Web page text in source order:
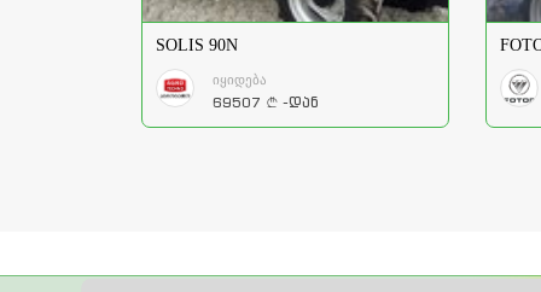
SOLIS 90N
იყიდება
69507 a -დან